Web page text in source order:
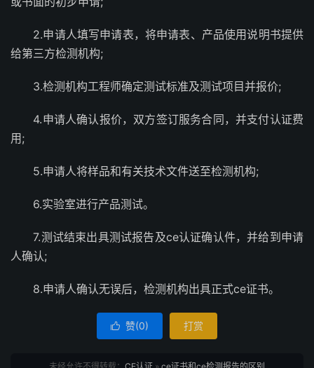
2.申请人填写申请表，将申请表、产品使用说明书提供
给第三方检测机构;
3.检测机构工程师确定测试标准及测试项目并报价;
4.申请人确认报价，双方签订服务合同，并支付认证费
用;
5.申请人将样品和有关技术文件送至检测机构;
6.实验室进行产品测试。
7.测试结束出具测试报告及ce认证确认件，并给到申请
人确认;
8.申请人确认无误后，检测机构出具正式ce证书。
 赞(0) 打赏